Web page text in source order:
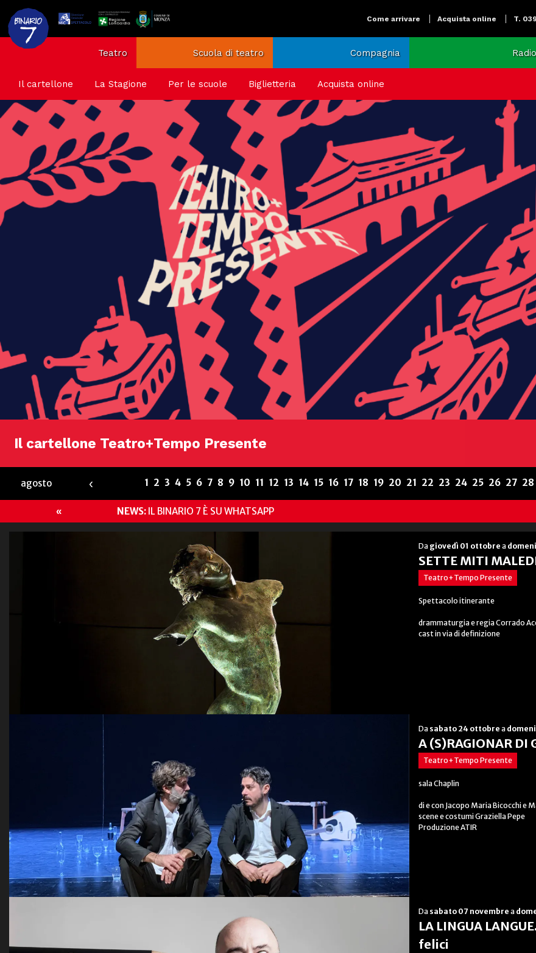
Come arrivare Acquista online T.
Teatro Scuola di teatro Compagnia Radio
Il cartellone La Stagione Per le scuole Biglietteria Acquista online
Il cartellone Teatro+Tempo Presente
agosto ‹ 1 2 3 4 5 6 7 8 9 10 11 12 13 14 15 16 17 18 19 20 21 22 23 24 25 26 27 28
« NEWS: IL BINARIO 7 È SU WHATSAPP
Da giovedì 01 ottobre a
SETTE MITI
Teatro+Tempo Presente
Spettacolo itinerante
drammaturgia e regia Corrado
cast in via di definizione
Da sabato 24 ottobre a
A (S)RAGIONAR DI
Teatro+Tempo Presente
sala Chaplin
di e con Jacopo Maria Bicocchi e
scene e costumi Graziella Pepe
Produzione ATIR
Da sabato 07 novembre a
LA LINGUA
felici